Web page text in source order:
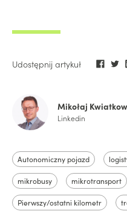
Udostępnij artykuł
Mikołaj
Linkedin
Autonomiczny pojazd
mikrobusy mikrotransport
Pierwszy/ostatni kilometr